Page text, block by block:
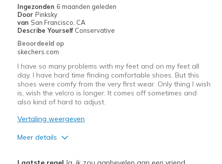
Sizing
Feels true to size
View On Shoes
Shoes are for Wearing
Ingezonden 6 maanden geleden
Door Pinksky
van San Francisco, CA
Describe Yourself Conservative
Beoordeeld op
skechers.com
I have so many problems with my feet and on my feet all
day. I have hard time finding comfortable shoes. But this
shoes were comfy from the very first wear. Only thing I wish
is, wish the velcro is longer. It comes off sometimes and
also kind of hard to adjust.
Vertaling weergeven
Meer details